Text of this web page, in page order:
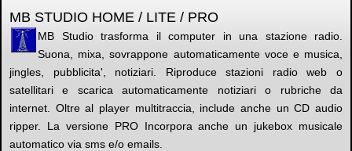
MB STUDIO HOME / LITE / PRO
MB Studio trasforma il computer in una stazione radio.
Suona, mixa, sovrappone automaticamente voce e musica,
jingles, pubblicita', notiziari. Riproduce stazioni radio web o
satellitari e scarica automaticamente notiziari o rubriche da
internet. Oltre al player multitraccia, include anche un CD audio
ripper. La versione PRO Incorpora anche un jukebox musicale
automatico via sms e/o emails.